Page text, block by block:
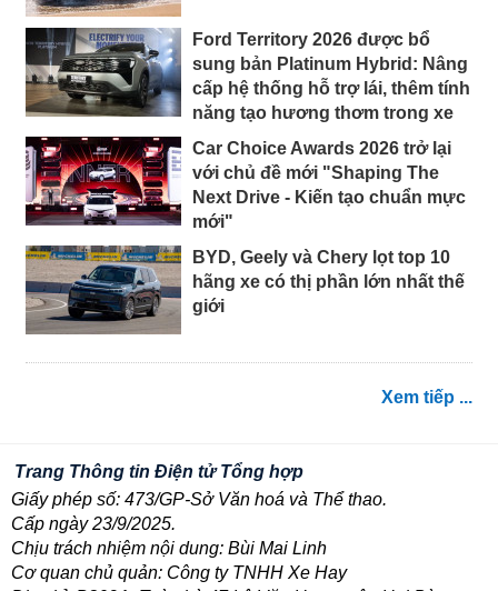
Ford Territory 2026 được bổ
sung bản Platinum Hybrid: Nâng
cấp hệ thống hỗ trợ lái, thêm tính
năng tạo hương thơm trong xe
Car Choice Awards 2026 trở lại
với chủ đề mới "Shaping The
Next Drive - Kiến tạo chuẩn mực
mới"
BYD, Geely và Chery lọt top 10
hãng xe có thị phần lớn nhất thế
giới
Xem tiếp ...
Trang Thông tin Điện tử Tổng hợp
Giấy phép số: 473/GP-Sở Văn hoá và Thể thao.
Cấp ngày 23/9/2025.
Chịu trách nhiệm nội dung: Bùi Mai Linh
Cơ quan chủ quản: Công ty TNHH Xe Hay